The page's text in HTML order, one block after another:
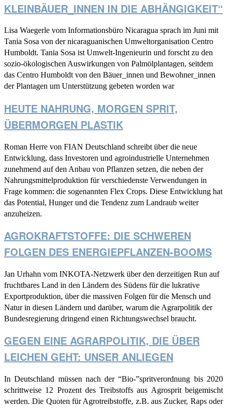
KLEINBÄUER_INNEN IN DIE ABHÄNGIGKEIT“
Lisa Waegerle vom Informationsbüro Nicaragua sprach im Juni mit
Tania Sosa von der nicaraguanischen Umweltorganisation Centro
Humboldt. Tania Sosa ist Umwelt-Ingenieurin und forscht zu den
sozio-ökologischen Auswirkungen von Palmölplantagen, seitdem
das Centro Humboldt von den Bäuer_innen und Bewohner_innen
der Plantagen um Unterstützung gebeten worden war
HEUTE NAHRUNG, MORGEN SPRIT,
ÜBERMORGEN PLASTIK
Roman Herre von FIAN Deutschland schreibt über die neue
Entwicklung, dass Investoren und agroindustrielle Unternehmen
zunehmend auf den Anbau von Pflanzen setzen, die neben der
Nahrungsmittelproduktion für verschiedenste Verwendungen in
Frage kommen: die sogenannten Flex Crops. Diese Entwicklung hat
das Potential, Hunger und die Tendenz zum Landraub weiter
anzuheizen.
AGROKRAFTSTOFFE: DIE SCHWEREN
FOLGEN DES ENERGIEPFLANZEN-BOOMS
Jan Urhahn vom INKOTA-Netzwerk über den derzeitigen Run auf
fruchtbares Land in den Ländern des Südens für die lukrative
Exportproduktion, über die massiven Folgen für die Mensch und
Natur in diesen Ländern und darüber, warum die Agrarpolitik der
Bundesregierung dringend einen Richtungswechsel braucht.
GEGEN EINE AGRARPOLITIK, DIE ÜBER
LEICHEN GEHT: UNSER ANLIEGEN
In Deutschland müssen nach der “Bio-”spritverordnung bis 2020
schrittweise 12 Prozent des Treibstoffs aus Agrosprit beigemischt
werden. Die Quoten für Agrotreibstoffe, z.B. aus Zucker, Raps oder